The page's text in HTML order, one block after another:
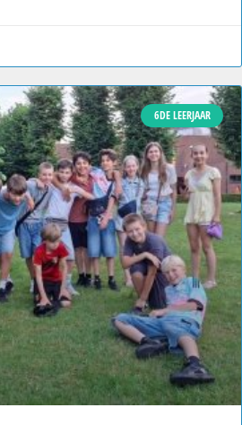
6DE LEERJAAR